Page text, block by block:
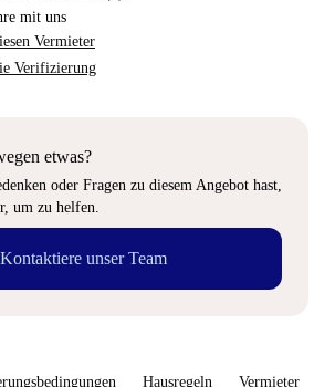
mit uns
Vermieter
Verifizierung
etwas?
oder Fragen zu diesem Angebot hast,
um zu helfen.
Kontaktiere unser Team
Hausregeln Vermieter